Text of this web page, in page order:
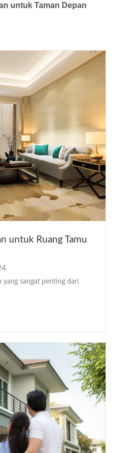
untuk Taman Depan
untuk Ruang Tamu
yang sangat penting dari